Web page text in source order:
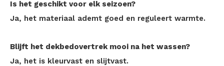
Is het geschikt voor elk seizoen?
Ja, het materiaal ademt goed en reguleert warmte.
Blijft het dekbedovertrek mooi na het wassen?
Ja, het is kleurvast en slijtvast.